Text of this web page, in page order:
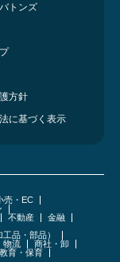
トンズ
方針
に基づく表示
売・EC
不動産
金融
品・部品）
物流
商社・卸
教育・保育